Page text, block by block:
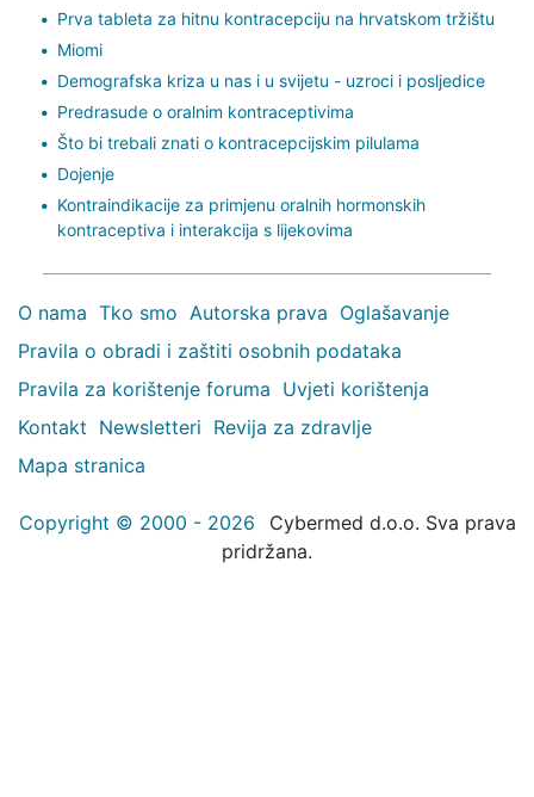
Prva tableta za hitnu kontracepciju na hrvatskom tržištu
Miomi
Demografska kriza u nas i u svijetu - uzroci i posljedice
Predrasude o oralnim kontraceptivima
Što bi trebali znati o kontracepcijskim pilulama
Dojenje
Kontraindikacije za primjenu oralnih hormonskih
kontraceptiva i interakcija s lijekovima
O nama Tko smo Autorska prava Oglašavanje
Pravila o obradi i zaštiti osobnih podataka
Pravila za korištenje foruma Uvjeti korištenja
Kontakt Newsletteri Revija za zdravlje
Mapa stranica
Copyright © 2000 - 2026
Cybermed d.o.o. Sva prava
pridržana.